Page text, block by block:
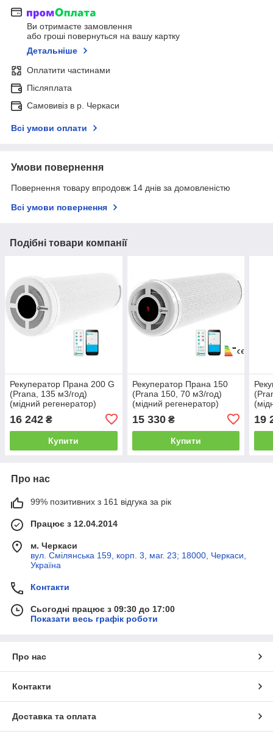
Ви отримаєте замовлення
або гроші повернуться на вашу картку
Детальніше
Оплатити частинами
Післяплата
Самовивіз в р. Черкаси
Всі умови оплати
Умови повернення
Повернення товару впродовж 14 днів за домовленістю
Всі умови повернення
Подібні товари компанії
Рекуператор Прана 200 G
(Prana, 135 м3/год)
(мідний регенератор)
16 242 ₴
Купити
Рекуператор Прана 150
(Prana 150, 70 м3/год)
(мідний регенератор)
15 330₴
Купити
19
Про нас
99% позитивних з 161 відгука за рік
Працює з 12.04.2014
м. Черкаси
вул. Смілянська 159, корп. 3, маг. 23; 18000, Черкаси,
Україна
Контакти
Сьогодні працює з 09:30 до 17:00
Показати весь графік роботи
Про нас
Контакти
Доставка та оплата